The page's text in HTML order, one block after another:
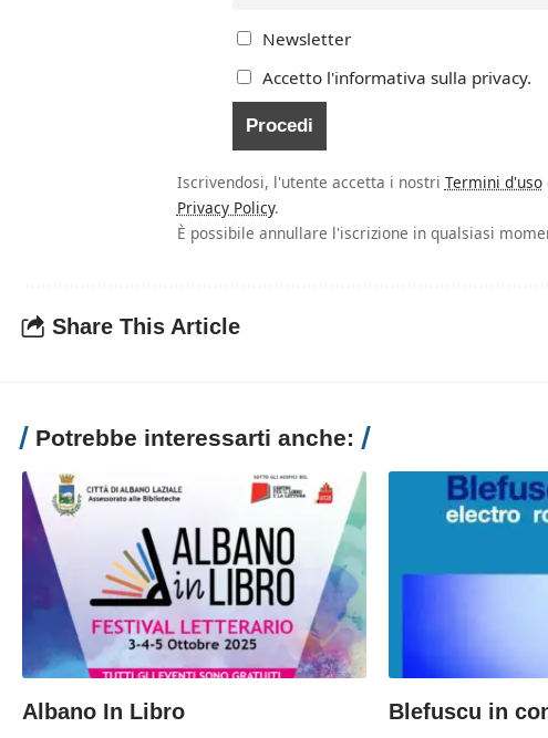
Newsletter
Accetto l'informativa sulla privacy.
Iscrivendosi, l'utente accetta i nostri Termini d'uso
Privacy Policy.
È possibile annullare l'iscrizione in qualsiasi
Share This Article
Potrebbe interessarti anche:
Albano In Libro Blefuscu in